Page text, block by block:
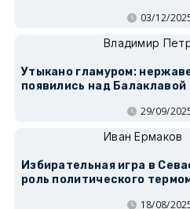
03/12/
Владимир
Утыкано гламуром:
появились над Балаклавой
29/09/
Иван Ермаков
Избирательная игра в
роль политического
18/08/